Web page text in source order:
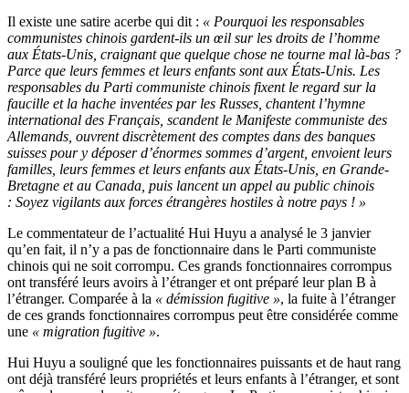
Il existe une satire acerbe qui dit : « Pourquoi les responsables
communistes chinois gardent-ils un œil sur les droits de l’homme
aux États-Unis, craignant que quelque chose ne tourne mal là-bas ?
Parce que leurs femmes et leurs enfants sont aux États-Unis. Les
responsables du Parti communiste chinois fixent le regard sur la
faucille et la hache inventées par les Russes, chantent l’hymne
international des Français, scandent le Manifeste communiste des
Allemands, ouvrent discrètement des comptes dans des banques
suisses pour y déposer d’énormes sommes d’argent, envoient leurs
familles, leurs femmes et leurs enfants aux États-Unis, en Grande-
Bretagne et au Canada, puis lancent un appel au public chinois
: Soyez vigilants aux forces étrangères hostiles à notre pays ! »
Le commentateur de l’actualité Hui Huyu a analysé le 3 janvier
qu’en fait, il n’y a pas de fonctionnaire dans le Parti communiste
chinois qui ne soit corrompu. Ces grands fonctionnaires corrompus
ont transféré leurs avoirs à l’étranger et ont préparé leur plan B à
l’étranger. Comparée à la « démission fugitive », la fuite à l’étranger
de ces grands fonctionnaires corrompus peut être considérée comme
une « migration fugitive ».
Hui Huyu a souligné que les fonctionnaires puissants et de haut rang
ont déjà transféré leurs propriétés et leurs enfants à l’étranger, et sont